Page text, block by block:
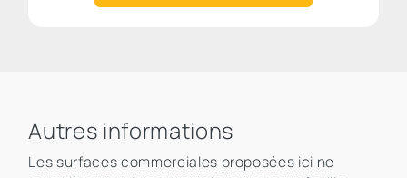
Autres informations
Les surfaces commerciales proposées ici ne